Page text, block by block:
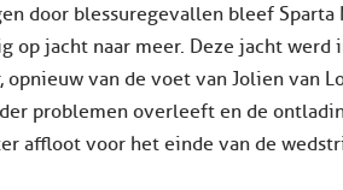
door blessuregevallen bleef
op jacht naar meer. Deze jacht werd
van de voet van Jolien van
problemen overleeft en de
affloot voor het einde van de